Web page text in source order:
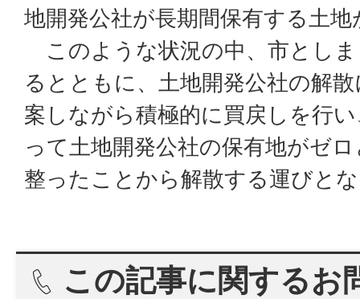
地開発公社が長期間保有する土
このような状況の中、市とし
るとともに、土地開発公社の解
案しながら積極的に買戻しを行
って土地開発公社の保有地がゼ
整ったことから解散する運びと
この記事に関するお